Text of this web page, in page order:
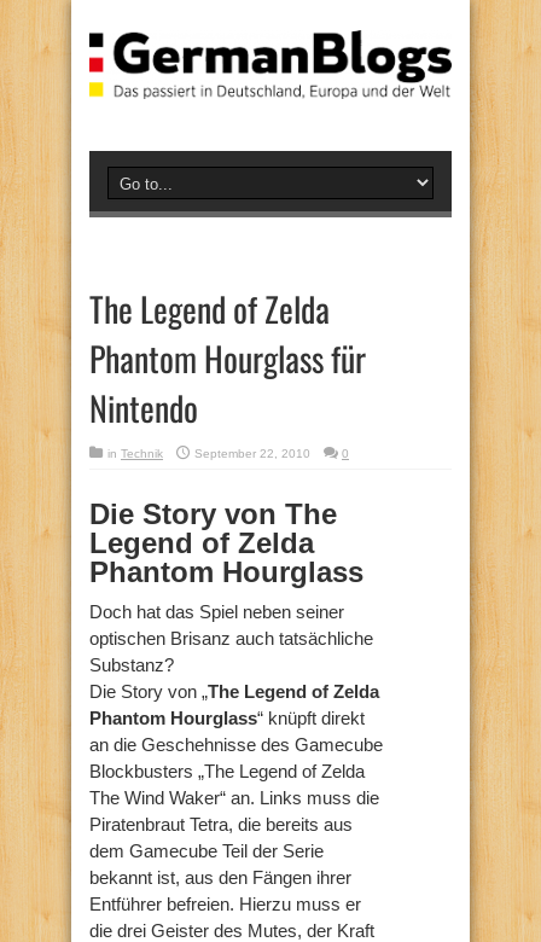
The Legend of Zelda
Phantom Hourglass für
Nintendo
in Technik September 22, 2010 0
Die Story von The
Legend of Zelda
Phantom Hourglass
Doch hat das Spiel neben seiner
optischen Brisanz auch tatsächliche
Substanz?
Die Story von „The Legend of Zelda
Phantom Hourglass“ knüpft direkt
an die Geschehnisse des Gamecube
Blockbusters „The Legend of Zelda
The Wind Waker“ an. Links muss die
Piratenbraut Tetra, die bereits aus
dem Gamecube Teil der Serie
bekannt ist, aus den Fängen ihrer
Entführer befreien. Hierzu muss er
die drei Geister des Mutes, der Kraft